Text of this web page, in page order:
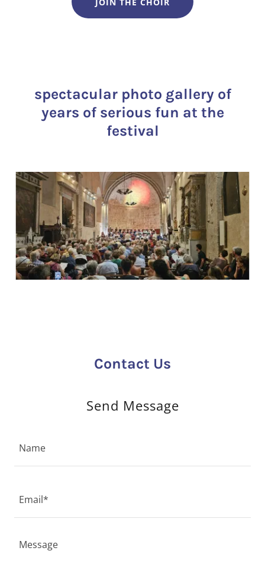
spectacular photo gallery of
years of serious fun at the
festival
Contact Us
Send Message
Name
Email*